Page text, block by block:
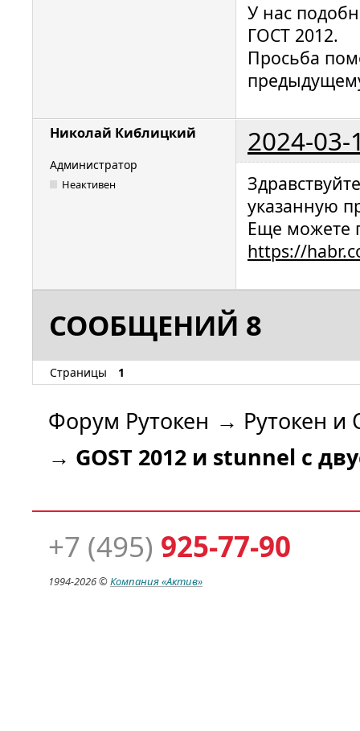
У нас
ГОСТ 2012.
Просьба
Николай Киблицкий 2024-03-
Администратор
Неактивен
указанную
Еще можете
https://
СООБЩЕНИЙ 8
Страницы 1
Форум Рутокен → Рутокен и
→ GOST 2012 и stunnel с
+7 (495) 925-77-90
1994-2026 ©Компания«Актив»